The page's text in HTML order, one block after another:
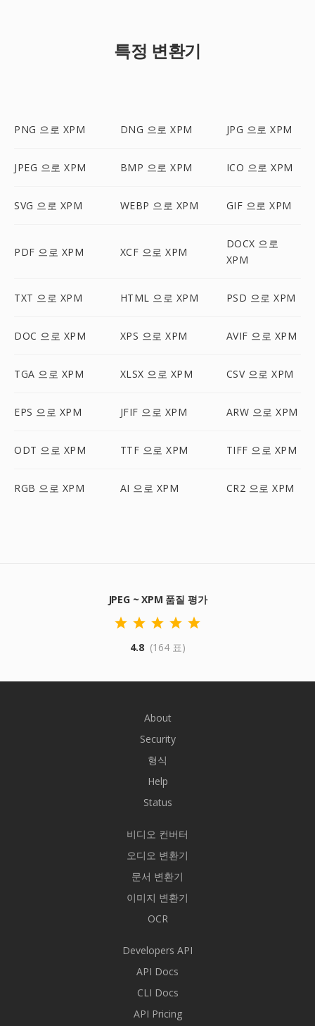
특정 변환기
PNG 으로 XPM DNG 으로 XPM JPG 으로 XPM
JPEG 으로 XPM BMP 으로 XPM ICO 으로 XPM
SVG 으로 XPM WEBP 으로 XPM GIF 으로 XPM
PDF 으로 XPM XCF 으로 XPM
DOCX 으로
XPM
TXT 으로 XPM HTML 으로 XPM PSD 으로 XPM
DOC 으로 XPM XPS 으로 XPM AVIF 으로 XPM
TGA 으로 XPM XLSX 으로 XPM CSV 으로 XPM
EPS 으로 XPM JFIF 으로 XPM ARW 으로 XPM
ODT 으로 XPM TTF 으로 XPM TIFF 으로 XPM
RGB 으로 XPM AI 으로 XPM CR2 으로 XPM
JPEG ~ XPM 품질 평가
4.8 (164 표)
About
Security
형식
Help
Status
비디오 컨버터
오디오 변환기
문서 변환기
이미지 변환기
OCR
Developers API
API Docs
CLI Docs
API Pricing